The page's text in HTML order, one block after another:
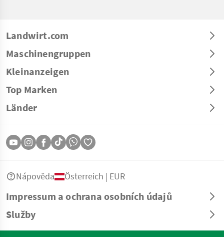
Landwirt.com
Maschinengruppen
Kleinanzeigen
Top Marken
Länder
Impressum a ochrana osobních údajů
Služby
Nápověda Österreich | EUR